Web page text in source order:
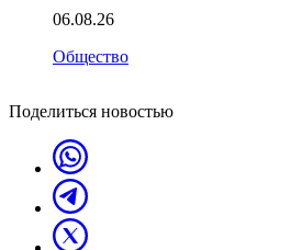
06.08.26
Общество
Поделиться новостью